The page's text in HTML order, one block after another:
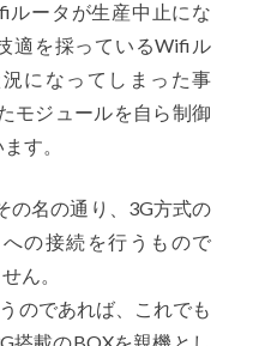
ルータが生産中止にな
適を採っているWifiル
になってしまった事
モジュールを自ら制御
す。
の名の通り、3G方式の
の接続を行うもので
ん。
のであれば、これでも
搭載のBOXを親機とし